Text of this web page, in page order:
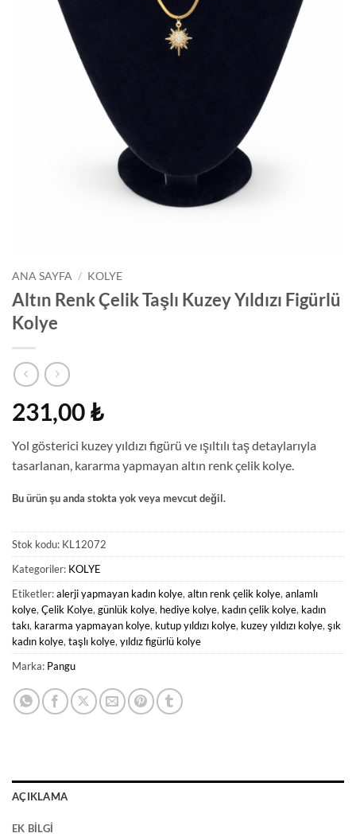
ANA SAYFA / KOLYE
Altın Renk Çelik Taşlı Kuzey Yıldızı Figürlü
Kolye
231,00₺
Yol gösterici kuzey yıldızı figürü ve ışıltılı taş detaylarıyla
tasarlanan, kararma yapmayan altın renk çelik kolye.
Bu ürün şu anda stokta yok veya mevcut değil.
Stok kodu: KL12072
Kategoriler: KOLYE
Etiketler:alerji yapmayan kadın kolye, altın renk çelik kolye, anlamlı
kolye, Çelik Kolye, günlük kolye, hediye kolye, kadın çelik kolye, kadın
takı, kararma yapmayan kolye, kutup yıldızı kolye, kuzey yıldızı kolye, şık
kadın kolye, taşlı kolye, yıldız figürlü kolye
Marka: Pangu
AÇIKLAMA
EK BILGI